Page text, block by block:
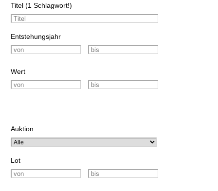
Titel (1 Schlagwort!)
Entstehungsjahr
Wert
Auktion
Lot